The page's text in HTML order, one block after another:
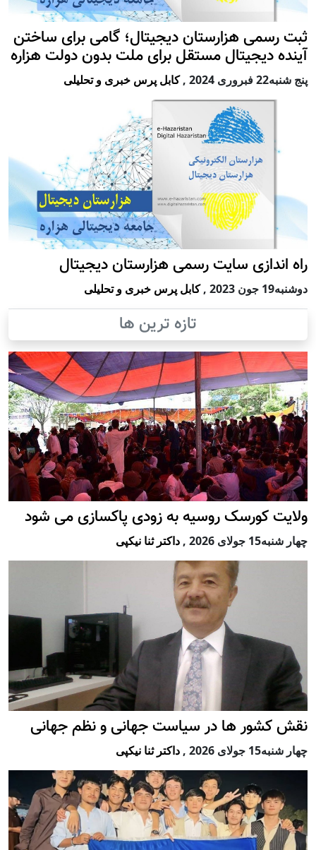
ثبت رسمی هزارستان دیجیتال؛ گامی برای ساختن
آینده دیجیتال مستقل برای ملت بدون دولت هزاره
پنج شنبه22 فبروری 2024 ,کابل پرس خبری و تحلیلی
راه اندازی سایت رسمی هزارستان دیجیتال
دوشنبه19 جون 2023 ,کابل پرس خبری و تحلیلی
تازه ترین ها
ولایت کورسک روسیه به زودی پاکسازی می شود
چهار شنبه15 جولای 2026 ,داکتر ثنا نیکپی
نقش کشور ها در سیاست جهانی و نظم جهانی
چهار شنبه15 جولای 2026 , داکتر ثنا نیکپی